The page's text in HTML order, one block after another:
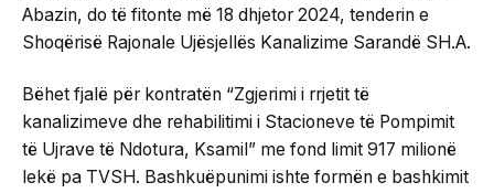
Abazin, do të fitonte më 18 dhjetor 2024, tenderin e
Shoqërisë Rajonale Ujësjellës Kanalizime Sarandë SH.A.
Bëhet fjalë për kontratën “Zgjerimi i rrjetit të
kanalizimeve dhe rehabilitimi i Stacioneve të Pompimit
të Ujrave të Ndotura, Ksamil” me fond limit 917 milionë
lekë pa TVSH. Bashkuëpunimi ishte formën e bashkimit